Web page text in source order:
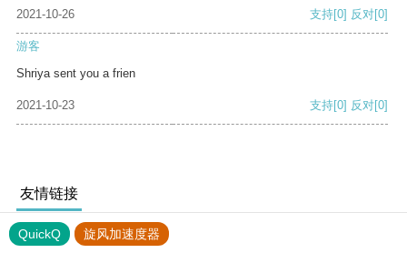
2021-10-26 支持[0] 反对[0]
游客
Shriya sent you a frien
2021-10-23 支持[0] 反对[0]
友情链接
QuickQ 旋风加速度器